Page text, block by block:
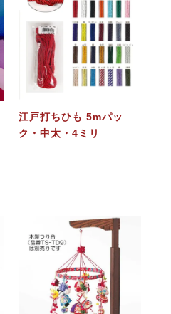
江戸打ちひも 5mパッ
ク・中太・4ミリ